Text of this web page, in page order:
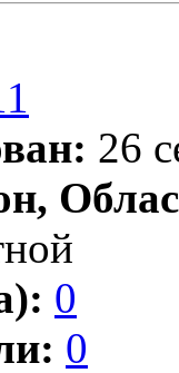
26
0
0